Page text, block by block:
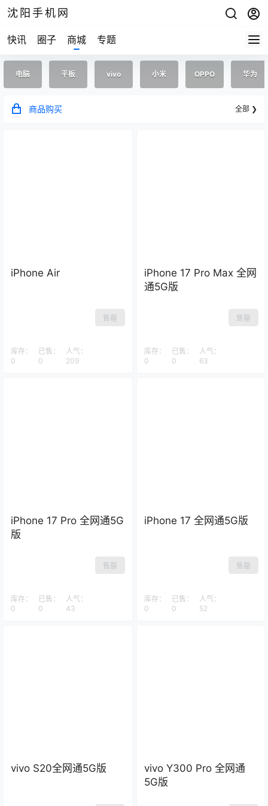
沈阳手机网
快讯 圈子 商城 专题
电脑 平板 vivo 小米 OPPO 华为
商品购买 全部 ❯
iPhone Air
售罄
库存：
0
已售：
0
人气：
209
iPhone 17 Pro Max 全网
通5G版
售罄
库存：
0
已售：
0
人气：
63
iPhone 17 Pro 全网通5G
版
售罄
库存：
0
已售：
0
人气：
43
iPhone 17 全网通5G版
售罄
库存：
0
已售：
0
人气：
52
vivo S20全网通5G版
vivo Y300 Pro 全网通
5G版